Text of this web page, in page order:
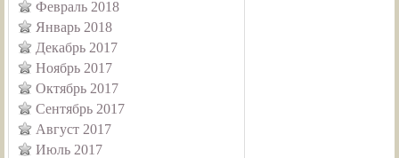
Февраль 2018
Январь 2018
Декабрь 2017
Ноябрь 2017
Октябрь 2017
Сентябрь 2017
Август 2017
Июль 2017